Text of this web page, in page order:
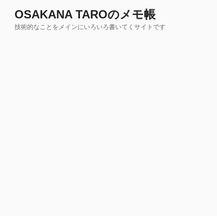
OSAKANA TAROのメモ帳
技術的なことをメインにいろいろ書いてくサイトです